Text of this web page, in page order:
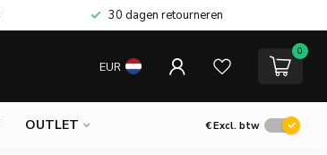
30 dagen retourneren
EUR
0
OUTLET €Excl. btw